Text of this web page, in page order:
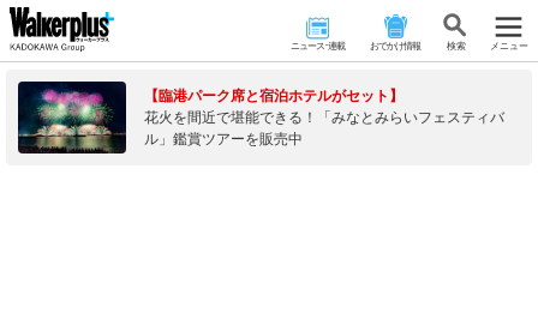
ニュース･連載 おでかけ情報 検 索 メニュー
【臨港パーク席と宿泊ホテルがセット】
花火を間近で堪能できる！「みなとみらいフェスティバ
ル」鑑賞ツアーを販売中